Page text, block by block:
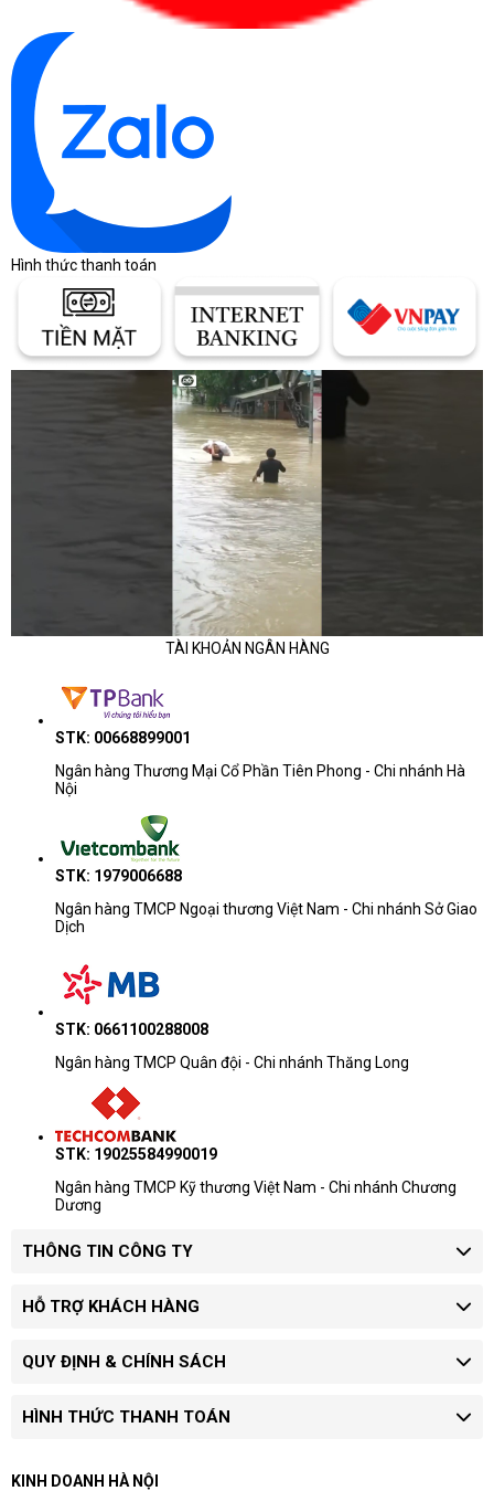
Kết luận
Tóm lại, Camera quan sát IP wifi Hikvision Robot DS-2CV2Q01EFD-
IW là một giải pháp giám sát đa năng và thông minh cho ngôi nhà
hoặc văn phòng của bạn. Với tính năng đa dạng, kết nối wifi tiện lợi,
chất lượng hình ảnh sắc nét và tích hợp các tính năng thông minh,
camera Hikvision Robot DS-2CV2Q01EFD-IW đảm bảo giúp bạn
kiểm soát an ninh một cách hiệu quả và đáng tin cậy. Nếu bạn đang
tìm kiếm một giải pháp giám sát đáng tin cậy và tiện lợi, Hikvision
Robot DS-2CV2Q01EFD-IW là sự lựa chọn hàng đầu.
Công ty Cổ phần Vật tư và Thiết bị văn phòng CDC
Trụ sở chính: C18, Lô 9, KĐTM. Định Công, P. Định Công, Q. Hoàng
Mai, TP. Hà Nội
Hotline 1: 0983.366.022 (Hà Nội)
CN.HCM: 51/1 Giải Phóng, Phường 4, Quận Tân Bình, TP Hồ Chí
Minh
Hotline 2: 0904.672.691 (TP.HCM)
Website: maytinhcdc.vn
Hình thức thanh toán
TÀI KHOẢN NGÂN HÀNG
STK: 00668899001
Ngân hàng Thương Mại Cổ Phần Tiên Phong - Chi nhánh Hà
Nội
STK: 1979006688
Ngân hàng TMCP Ngoại thương Việt Nam - Chi nhánh Sở Giao
Dịch
STK: 0661100288008
Ngân hàng TMCP Quân đội - Chi nhánh Thăng Long
STK: 19025584990019
Ngân hàng TMCP Kỹ thương Việt Nam - Chi nhánh Chương
Dương
THÔNG TIN CÔNG TY
HỖ TRỢ KHÁCH HÀNG
QUY ĐỊNH & CHÍNH SÁCH
HÌNH THỨC THANH TOÁN
KINH DOANH HÀ NỘI